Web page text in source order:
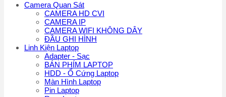
Camera Quan Sát
CAMERA HD CVI
CAMERA IP
CAMERA WIFI KHÔNG DÂY
ĐẦU GHI HÌNH
Linh Kiện Laptop
Adapter - Sạc
BÁN PHÍM LAPTOP
HDD - Ổ Cứng Laptop
Màn Hình Laptop
Pin Laptop